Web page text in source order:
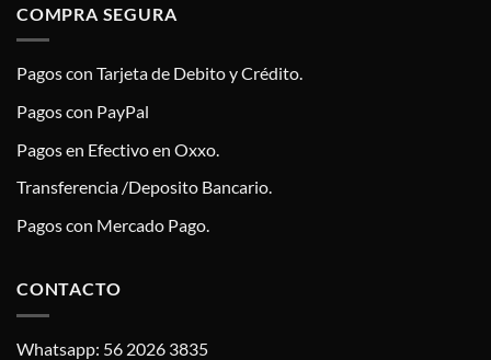
COMPRA SEGURA
Pagos con Tarjeta de Debito y Crédito.
Pagos con PayPal
Pagos en Efectivo en Oxxo.
Transferencia /Deposito Bancario.
Pagos con Mercado Pago.
CONTACTO
Whatsapp: 56 2026 3835